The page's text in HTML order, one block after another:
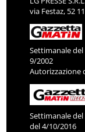
via Festaz, 52
Settimanale
9/2002
Autorizzazione
Settimanale
del 4/10/2016